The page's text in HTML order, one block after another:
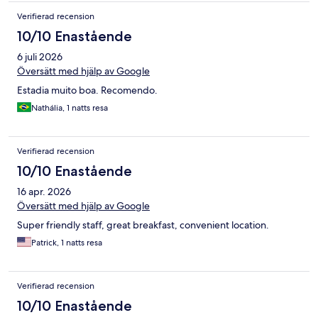
Verifierad recension
10/10 Enastående
6 juli 2026
Översätt med hjälp av Google
Estadia muito boa. Recomendo.
Nathália, 1 natts resa
Verifierad recension
10/10 Enastående
16 apr. 2026
Översätt med hjälp av Google
Super friendly staff, great breakfast, convenient location.
Patrick, 1 natts resa
Verifierad recension
10/10 Enastående